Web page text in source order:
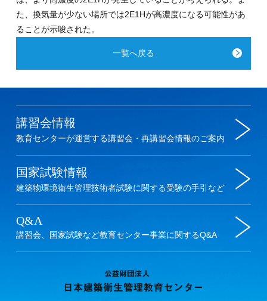
た、換気量が少ない場所では2E1Hが高濃度になる可能性があ
ることが示唆された。
一覧へ戻る